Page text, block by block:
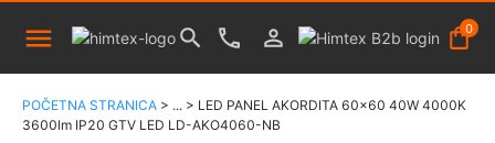
0
POČETNA STRANICA > ... > LED PANEL AKORDITA 60x60 40W 4000K
3600lm IP20 GTV LED LD-AKO4060-NB